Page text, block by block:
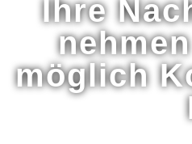
Ihre
möglich